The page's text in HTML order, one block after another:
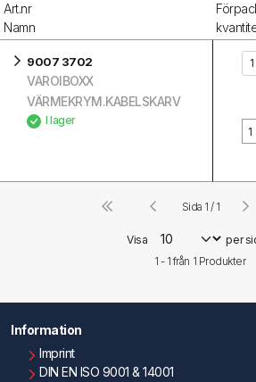
Art.nr
Namn
9007 3702
VAROIBOXX
VÄRMEKRYM.KABELSKARV
I lager
Visa
per
1 - 1 från 1 Produkter
Sida 1 / 1
Information
Imprint
DIN EN ISO 9001 & 14001